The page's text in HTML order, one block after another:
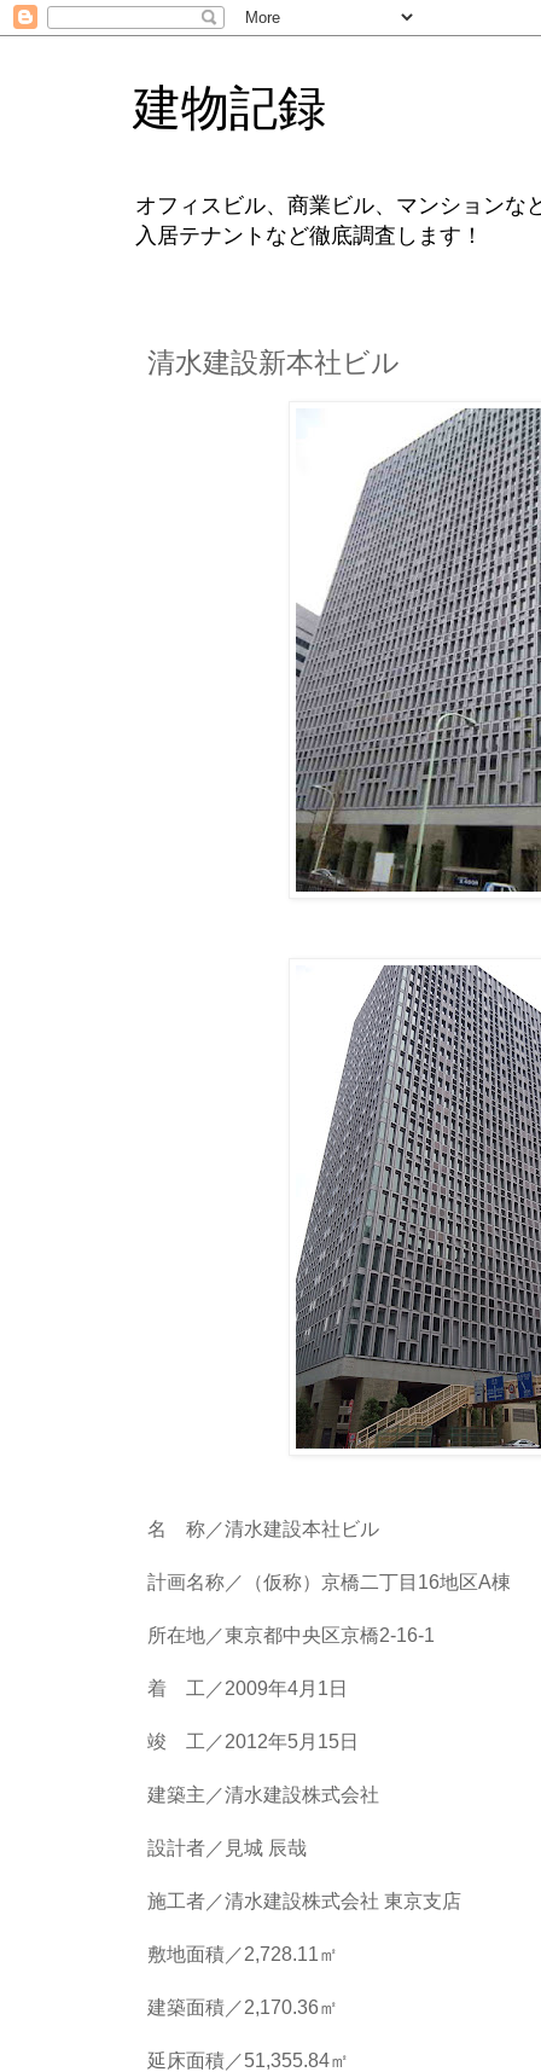
建物記録
オフィスビル、商業ビル、マンションな
入居テナントなど徹底調査します！
清水建設新本社ビル
名 称／清水建設本社ビル
計画名称／（仮称）京橋二丁目16地区A棟
所在地／東京都中央区京橋2-16-1
着 工／2009年4月1日
竣 工／2012年5月15日
建築主／清水建設株式会社
設計者／見城 辰哉
施工者／清水建設株式会社 東京支店
敷地面積／2,728.11㎡
建築面積／2,170.36㎡
延床面積／51,355.84㎡